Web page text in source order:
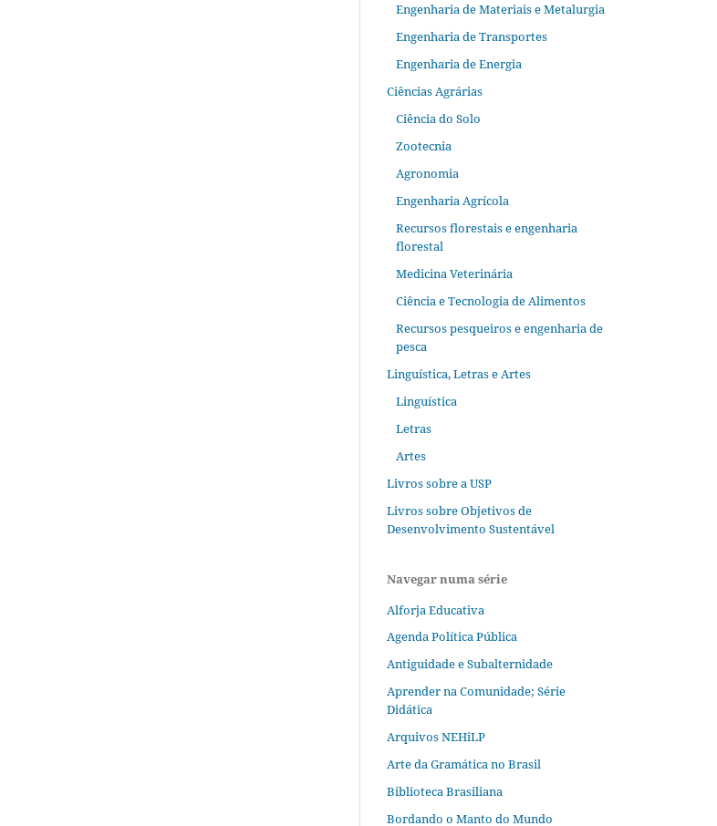
Engenharia de Materiais e Metalurgia
Engenharia de Transportes
Engenharia de Energia
Ciências Agrárias
Ciência do Solo
Zootecnia
Agronomia
Engenharia Agrícola
Recursos florestais e engenharia
florestal
Medicina Veterinária
Ciência e Tecnologia de Alimentos
Recursos pesqueiros e engenharia de
pesca
Linguística, Letras e Artes
Linguística
Letras
Artes
Livros sobre a USP
Livros sobre Objetivos de
Desenvolvimento Sustentável
Navegar numa série
Alforja Educativa
Agenda Política Pública
Antiguidade e Subalternidade
Aprender na Comunidade; Série
Didática
Arquivos NEHiLP
Arte da Gramática no Brasil
Biblioteca Brasiliana
Bordando o Manto do Mundo